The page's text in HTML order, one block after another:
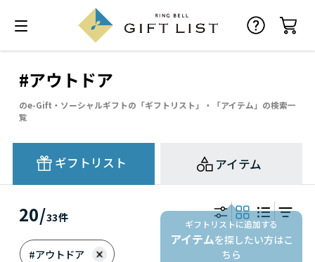
#アウトドア
のe-Gift・ソーシャルギフトの「ギフトリスト」・「アイテム」の検索一
覧
ギフトリスト アイテム
ギフトリストに追加する
アイテムを探したい方はこ
ちら
20/33件
#アウトドア